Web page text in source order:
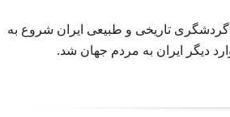
گردشگری تاریخی و طبیعی ایران شروع به
دیگر ایران به مردم جهان شد.